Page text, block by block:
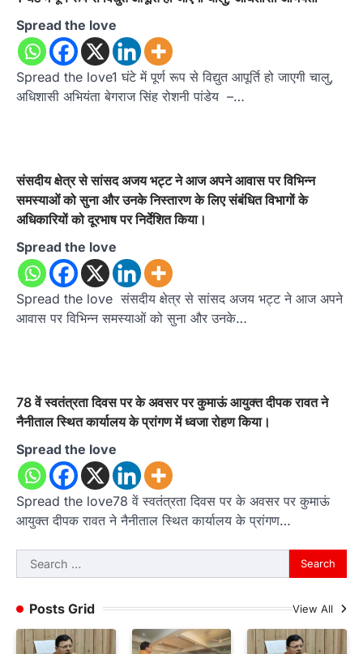
Spread the love
Spread the love1 घंटे में पूर्ण रूप से विद्युत आपूर्ति हो जाएगी चालु,
अधिशासी अभियंता बेगराज सिंह रोशनी पांडेय –…
संसदीय क्षेत्र से सांसद अजय भट्ट ने आज अपने आवास पर विभिन्न
समस्याओं को सुना और उनके निस्तारण के लिए संबंधित विभागों के
अधिकारियों को दूरभाष पर निर्देशित किया।
Spread the love
Spread the love संसदीय क्षेत्र से सांसद अजय भट्ट ने आज अपने
आवास पर विभिन्न समस्याओं को सुना और उनके…
78 वें स्वतंत्रता दिवस पर के अवसर पर कुमाऊं आयुक्त दीपक रावत ने
नैनीताल स्थित कार्यालय के प्रांगण में ध्वजा रोहण किया।
Spread the love
Spread the love78 वें स्वतंत्रता दिवस पर के अवसर पर कुमाऊं
आयुक्त दीपक रावत ने नैनीताल स्थित कार्यालय के प्रांगण…
Search
for:
Posts Grid
View All